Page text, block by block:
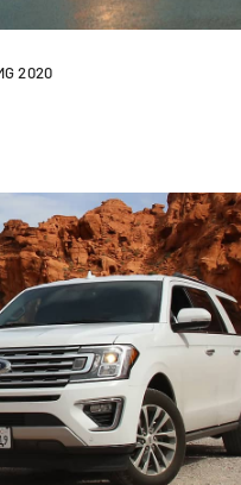
Benz
2020
2020